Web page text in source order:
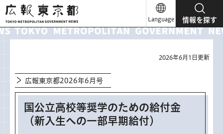
広報東京都
Language 情報を探す
2026年6月1日更新
広報東京都2026年6月号
国公立高校等奨学のための給付金
（新入生への一部早期給付）